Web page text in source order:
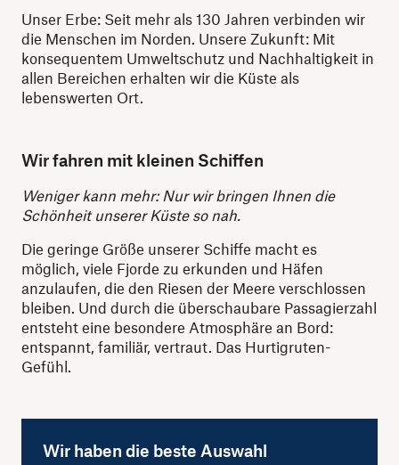
Unser Erbe: Seit mehr als 130 Jahren verbinden wir
die Menschen im Norden. Unsere Zukunft: Mit
konsequentem Umweltschutz und Nachhaltigkeit in
allen Bereichen erhalten wir die Küste als
lebenswerten Ort.
Wir fahren mit kleinen Schiffen
Weniger kann mehr: Nur wir bringen Ihnen die
Schönheit unserer Küste so nah.
Die geringe Größe unserer Schiffe macht es
möglich, viele Fjorde zu erkunden und Häfen
anzulaufen, die den Riesen der Meere verschlossen
bleiben. Und durch die überschaubare Passagierzahl
entsteht eine besondere Atmosphäre an Bord:
entspannt, familiär, vertraut. Das Hurtigruten-
Gefühl.
Wir haben die beste Auswahl